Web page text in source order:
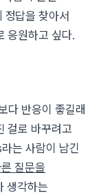
답을 찾아서
응원하고 싶다.
다 반응이 좋길래
걸로 바꾸려고
는 사람이 남긴
질문을
생각하는